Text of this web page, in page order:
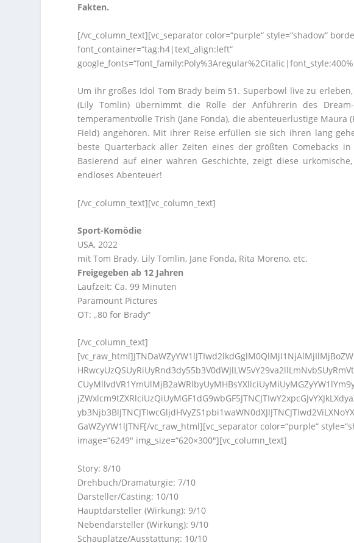
Fakten.
[/vc_column_text][vc_separator color=“purple“ style=“shadow“
font_container=“tag:h4|text_align:left“
Um ihr großes Idol Tom Brady beim 51. Superbowl live zu
(Lily Tomlin) übernimmt die Rolle der Anführerin des
temperamentvolle Trish (Jane Fonda), die abenteuerlustige Maura
Field) angehören. Mit ihrer Reise erfüllen sie sich ihren lang
beste Quarterback aller Zeiten eines der größten Comebacks
Basierend auf einer wahren Geschichte, zeigt diese
endloses Abenteuer!
[/vc_column_text][vc_column_text]
Sport-Komödie
USA, 2022
mit Tom Brady, Lily Tomlin, Jane Fonda, Rita Moreno, etc.
Freigegeben ab 12 Jahren
Laufzeit: Ca. 99 Minuten
Paramount Pictures
OT: „80 for Brady“
[/vc_column_text]
GaWZyYW1lJTNF[/vc_raw_html][vc_separator color=“purple“
image=“6249″ img_size=“620×300″][vc_column_text]
Story: 8/10
Drehbuch/Dramaturgie: 7/10
Darsteller/Casting: 10/10
Hauptdarsteller (Wirkung): 9/10
Nebendarsteller (Wirkung): 9/10
Schauplätze/Ausstattung: 10/10